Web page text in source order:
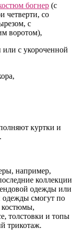
богнер (с
четверти, со
с
воротом),
с укороченной
куртки и
например,
коллекции
одежды или
одежды смогут по
костюмы,
толстовки и топы
трикотаж.